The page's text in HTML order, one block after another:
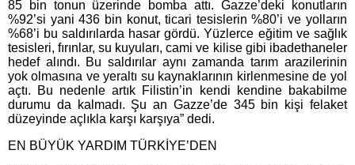
85 bin tonun üzerinde bomba attı. Gazze’deki konutların
%92’si yani 436 bin konut, ticari tesislerin %80’i ve yolların
%68’i bu saldırılarda hasar gördü. Yüzlerce eğitim ve sağlık
tesisleri, fırınlar, su kuyuları, cami ve kilise gibi ibadethaneler
hedef alındı. Bu saldırılar aynı zamanda tarım arazilerinin
yok olmasına ve yeraltı su kaynaklarının kirlenmesine de yol
açtı. Bu nedenle artık Filistin’in kendi kendine bakabilme
durumu da kalmadı. Şu an Gazze’de 345 bin kişi felaket
düzeyinde açlıkla karşı karşıya” dedi.
EN BÜYÜK YARDIM TÜRKİYE’DEN